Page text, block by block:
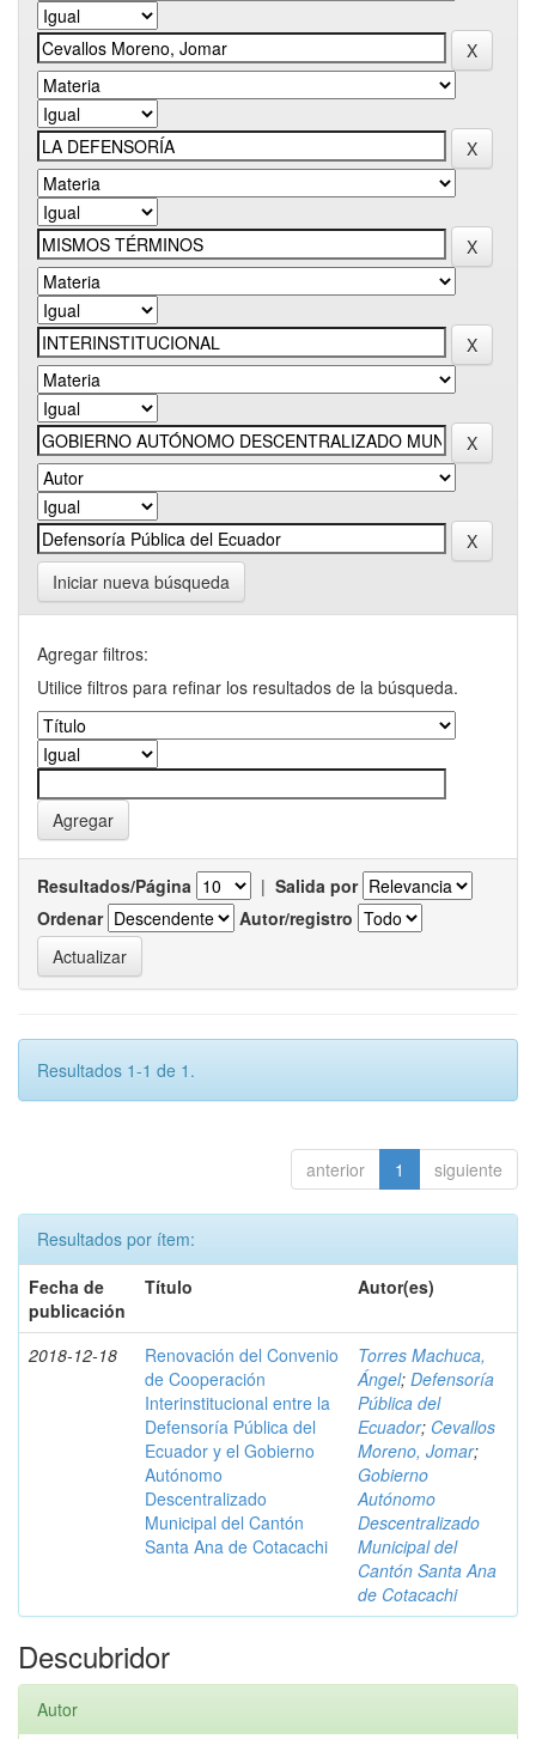
Iniciar nueva búsqueda
Agregar filtros:
Utilice filtros para refinar los resultados de la búsqueda.
Resultados/Página | Salida por
Ordenar
Autor/registro
Resultados 1-1 de 1.
anterior 1 siguiente
Resultados por ítem:
Fecha de
publicación
Título Autor(es)
2018-12-18
Renovación del Convenio
de Cooperación
Interinstitucional entre la
Defensoría Pública del
Ecuador y el Gobierno
Autónomo
Descentralizado
Municipal del Cantón
Santa Ana de Cotacachi
Torres Machuca,
Ángel; Defensoría
Pública del
Ecuador; Cevallos
Moreno, Jomar;
Gobierno
Autónomo
Descentralizado
Municipal del
Cantón Santa Ana
de Cotacachi
Descubridor
Autor